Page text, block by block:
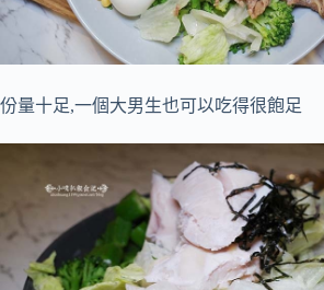
份量十足,一個大男生也可以吃得很飽足